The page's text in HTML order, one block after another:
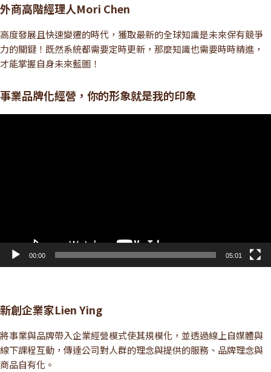
外商高階經理人Mori Chen
高度發展且快速變遷的時代，獲取最新的全球知識是未來保有競爭
力的關鍵！既然系統都需要定時更新，那麼知識也需要時時精進，
才能掌握自身未來藍圖！
事業品牌化經營，你的形象就是我的印象
00:00 05:01
新創企業家Lien Ying
將事業與品牌帶入企業經營模式使其規模化，並透過線上自媒體與
線下課程互動，傳達公司對人群的理念與提供的服務、品牌理念與
商品自有化。